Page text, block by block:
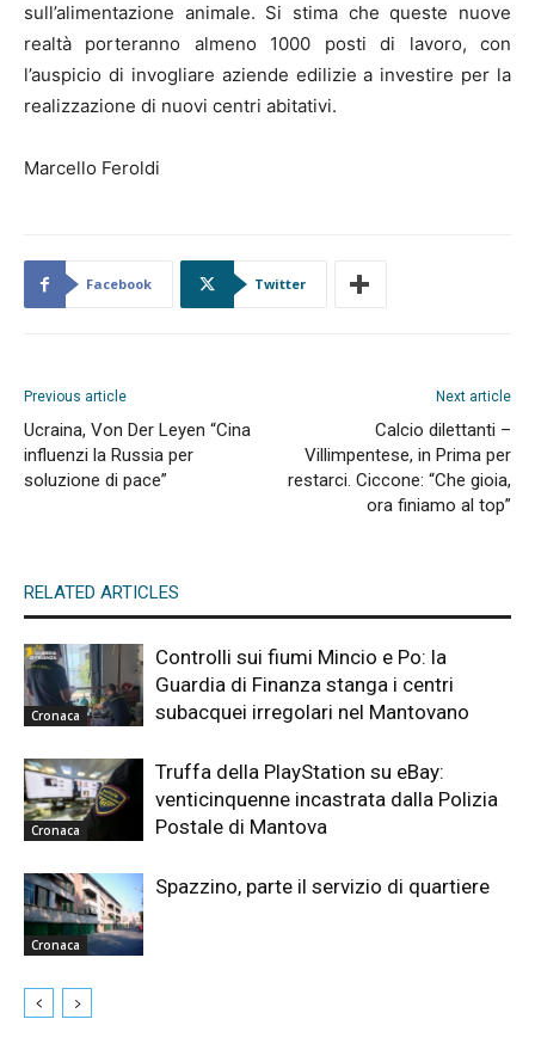
sull’alimentazione animale. Si stima che queste nuove
realtà porteranno almeno 1000 posti di lavoro, con
l’auspicio di invogliare aziende edilizie a investire per la
realizzazione di nuovi centri abitativi.
Marcello Feroldi
Facebook Twitter
Previous article
Ucraina, Von Der Leyen “Cina
influenzi la Russia per
soluzione di pace”
Next article
Calcio dilettanti –
Villimpentese, in Prima per
restarci. Ciccone: “Che gioia,
ora finiamo al top”
RELATED ARTICLES
Cronaca
Controlli sui fiumi Mincio e Po: la
Guardia di Finanza stanga i centri
subacquei irregolari nel Mantovano
Cronaca
Truffa della PlayStation su eBay:
venticinquenne incastrata dalla Polizia
Postale di Mantova
Cronaca
Spazzino, parte il servizio di quartiere